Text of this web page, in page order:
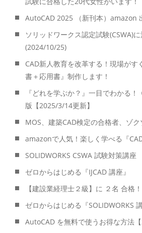
AutoCAD 2025 （新刊本）amazon
ソリッドワークス認定試験(CSWA)に
(2024/10/25)
CAD新人教育を改革する！現場がす
書＋応用書』制作します！
『どれを学ぶか？』一目でわかる
版【2025/3/14更新】
MOS、建築CAD検定の合格者、ゾ
amazonで人気！楽しく学べる『
SOLIDWORKS CSWA 試験対策講座
ゼロからはじめる『IJCAD 講座』
【建設業経理士２級】に ２名 合格！
ゼロからはじめる『SOLIDWORKS 講
AutoCAD を無料で使うお得な方法【